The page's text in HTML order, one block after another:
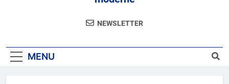
NEWSLETTER
MENU